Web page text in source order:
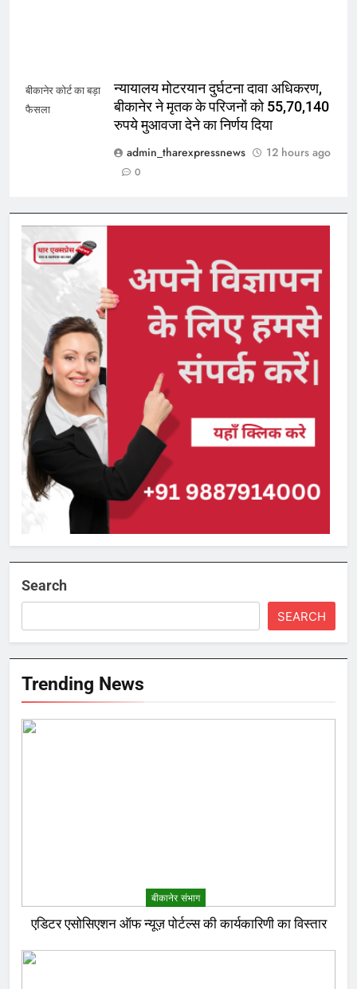
बीकानेर कोर्ट का बड़ा
फैसला
न्यायालय मोटरयान दुर्घटना दावा अधिकरण,
बीकानेर ने मृतक के परिजनों को 55,70,140
रुपये मुआवजा देने का निर्णय दिया
admin_tharexpressnews
12 hours ago
0
Search
SEARCH
Trending News
बीकानेर संभाग
एडिटर एसोसिएशन ऑफ न्यूज़ पोर्टल्स की कार्यकारिणी का विस्तार